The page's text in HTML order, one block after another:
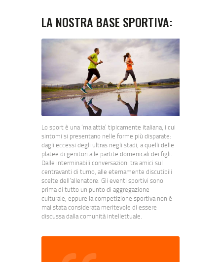
LA NOSTRA BASE SPORTIVA:
Lo sport è una ‘malattia’ tipicamente italiana, i cui
sintomi si presentano nelle forme più disparate:
dagli eccessi degli ultras negli stadi, a quelli delle
platee di genitori alle partite domenicali dei figli.
Dalle interminabili conversazioni tra amici sul
centravanti di turno, alle eternamente discutibili
scelte dell’allenatore. Gli eventi sportivi sono
prima di tutto un punto di aggregazione
culturale, eppure la competizione sportiva non è
mai stata considerata meritevole di essere
discussa dalla comunità intellettuale.